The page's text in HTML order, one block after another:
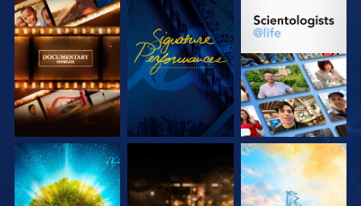
VERKEN DE SERIE KIJK VERKEN DE SERIE
VERKEN DE SERIE VERKEN DE SERIE VERKEN DE SERIE